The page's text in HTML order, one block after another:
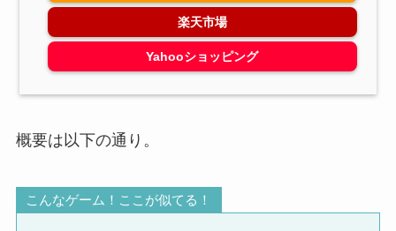
楽天市場
Yahooショッピング
概要は以下の通り。
こんなゲーム！ここが似てる！